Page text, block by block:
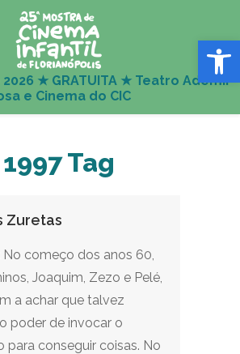
Abrir
1997 Tag
Zuretas
No começo dos anos 60,
Joaquim, Zezo e Pelé,
a achar que talvez
poder de invocar o
para conseguir coisas. No